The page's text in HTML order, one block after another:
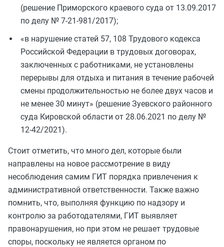
(решение Приморского краевого суда от 13.09.2017
по делу № 7-21-981/2017);
«в нарушение статей 57, 108 Трудового кодекса
Российской Федерации в трудовых договорах,
заключенных с работниками, не установлены
перерывы для отдыха и питания в течение рабочей
смены продолжительностью не более двух часов и
не менее 30 минут» (решение Зуевского районного
суда Кировской области от 28.06.2021 по делу №
12-42/2021).
Стоит отметить, что много дел, которые были
направлены на новое рассмотрение в виду
несоблюдения самим ГИТ порядка привлечения к
административной ответственности. Также важно
помнить, что, выполняя функцию по надзору и
контролю за работодателями, ГИТ выявляет
правонарушения, но при этом не решает трудовые
споры, поскольку не является органом по